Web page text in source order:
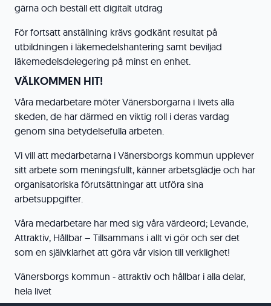
gärna och beställ ett digitalt utdrag
För fortsatt anställning krävs godkänt resultat på
utbildningen i läkemedelshantering samt beviljad
läkemedelsdelegering på minst en enhet.
VÄLKOMMEN HIT!
Våra medarbetare möter Vänersborgarna i livets alla
skeden, de har därmed en viktig roll i deras vardag
genom sina betydelsefulla arbeten.
Vi vill att medarbetarna i Vänersborgs kommun upplever
sitt arbete som meningsfullt, känner arbetsglädje och har
organisatoriska förutsättningar att utföra sina
arbetsuppgifter.
Våra medarbetare har med sig våra värdeord; Levande,
Attraktiv, Hållbar – Tillsammans i allt vi gör och ser det
som en självklarhet att göra vår vision till verklighet!
Vänersborgs kommun - attraktiv och hållbar i alla delar,
hela livet